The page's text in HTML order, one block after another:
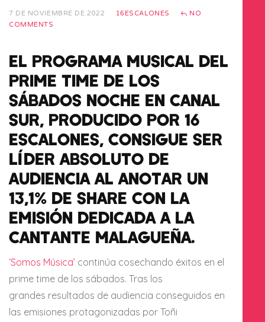
7 DE NOVIEMBRE DE 2022 16ESCALONES
NO
COMMENTS
EL PROGRAMA MUSICAL DEL
PRIME TIME DE LOS
SÁBADOS NOCHE EN CANAL
SUR, PRODUCIDO POR 16
ESCALONES, CONSIGUE SER
LÍDER ABSOLUTO DE
AUDIENCIA AL ANOTAR UN
13,1% DE SHARE CON LA
EMISIÓN DEDICADA A LA
CANTANTE MALAGUEÑA.
‘Somos Música’ continúa cosechando éxitos en el
prime time de los sábados. Tras los
grandes resultados de audiencia conseguidos en
las emisiones protagonizadas por Toñi